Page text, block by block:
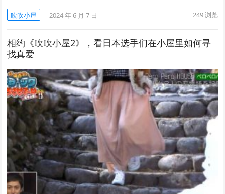
吹吹小屋 2024 年 6 月 7 日 249浏览
相约《吹吹小屋2》，看日本选手们在小屋里如何寻
找真爱